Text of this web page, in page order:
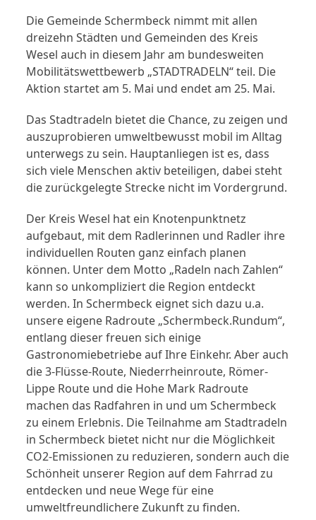
Die Gemeinde Schermbeck nimmt mit allen
dreizehn Städten und Gemeinden des Kreis
Wesel auch in diesem Jahr am bundesweiten
Mobilitätswettbewerb „STADTRADELN“ teil. Die
Aktion startet am 5. Mai und endet am 25. Mai.
Das Stadtradeln bietet die Chance, zu zeigen und
auszuprobieren umweltbewusst mobil im Alltag
unterwegs zu sein. Hauptanliegen ist es, dass
sich viele Menschen aktiv beteiligen, dabei steht
die zurückgelegte Strecke nicht im Vordergrund.
Der Kreis Wesel hat ein Knotenpunktnetz
aufgebaut, mit dem Radlerinnen und Radler ihre
individuellen Routen ganz einfach planen
können. Unter dem Motto „Radeln nach Zahlen“
kann so unkompliziert die Region entdeckt
werden. In Schermbeck eignet sich dazu u.a.
unsere eigene Radroute „Schermbeck.Rundum“,
entlang dieser freuen sich einige
Gastronomiebetriebe auf Ihre Einkehr. Aber auch
die 3-Flüsse-Route, Niederrheinroute, Römer-
Lippe Route und die Hohe Mark Radroute
machen das Radfahren in und um Schermbeck
zu einem Erlebnis. Die Teilnahme am Stadtradeln
in Schermbeck bietet nicht nur die Möglichkeit
CO2-Emissionen zu reduzieren, sondern auch die
Schönheit unserer Region auf dem Fahrrad zu
entdecken und neue Wege für eine
umweltfreundlichere Zukunft zu finden.